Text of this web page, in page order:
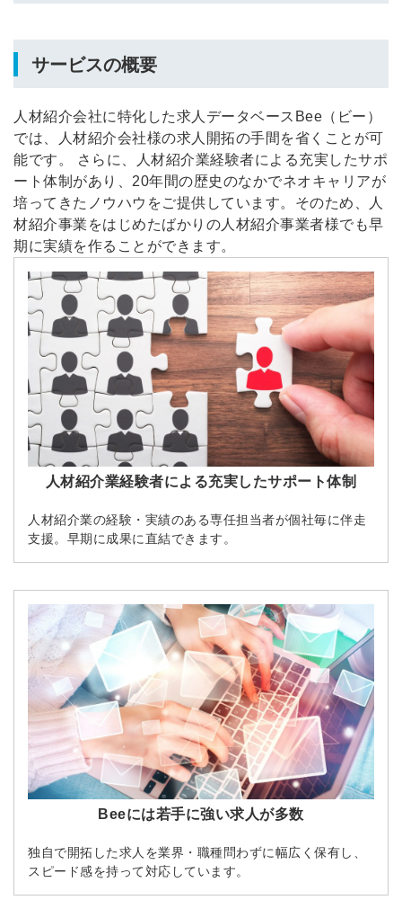
サービスの概要
人材紹介会社に特化した求人データベースBee（ビー）
では、人材紹介会社様の求人開拓の手間を省くことが可
能です。 さらに、人材紹介業経験者による充実したサポ
ート体制があり、20年間の歴史のなかでネオキャリアが
培ってきたノウハウをご提供しています。そのため、人
材紹介事業をはじめたばかりの人材紹介事業者様でも早
期に実績を作ることができます。
人材紹介業経験者による充実したサポート体制
人材紹介業の経験・実績のある専任担当者が個社毎に伴走
支援。早期に成果に直結できます。
Beeには若手に強い求人が多数
独自で開拓した求人を業界・職種問わずに幅広く保有し、
スピード感を持って対応しています。